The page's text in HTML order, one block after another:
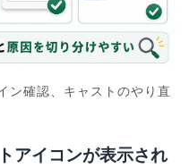
ン確認、キャストのやり直
アイコンが表示され